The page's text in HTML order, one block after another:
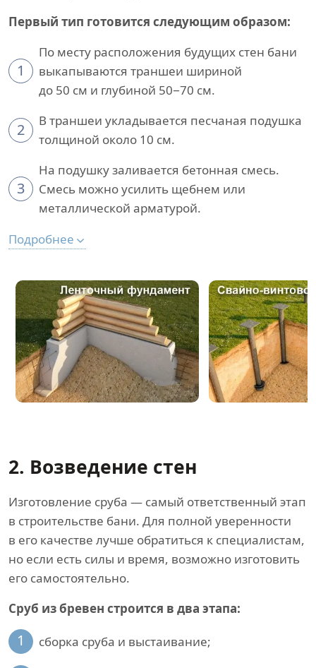
Первый тип готовится следующим образом:
1
По месту расположения будущих стен бани
выкапываются траншеи шириной
до 50 см и глубиной 50−70 см.
2
В траншеи укладывается песчаная подушка
толщиной около 10 см.
3
На подушку заливается бетонная смесь.
Смесь можно усилить щебнем или
металлической арматурой.
Подробнее
2. Возведение стен
Изготовление сруба — самый ответственный этап
в строительстве бани. Для полной уверенности
в его качестве лучше обратиться к специалистам,
но если есть силы и время, возможно изготовить
его самостоятельно.
Сруб из бревен строится в два этапа:
1 сборка сруба и выстаивание;